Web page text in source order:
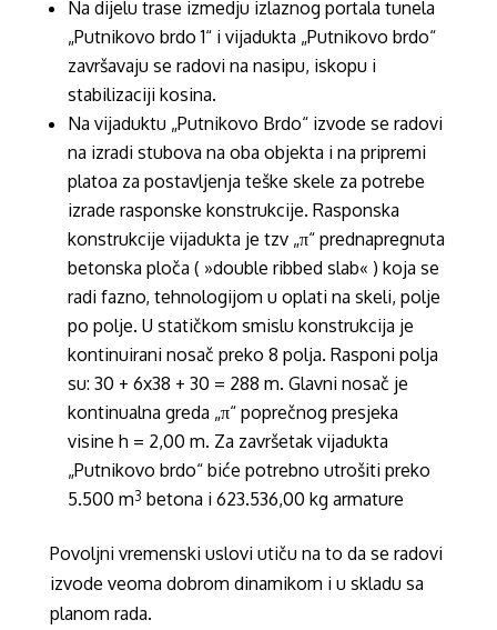
Na dijelu trase izmedju izlaznog portala tunela
„Putnikovo brdo 1“ i vijadukta „Putnikovo brdo“
završavaju se radovi na nasipu, iskopu i
stabilizaciji kosina.
Na vijaduktu „Putnikovo Brdo“ izvode se radovi
na izradi stubova na oba objekta i na pripremi
platoa za postavljenja teške skele za potrebe
izrade rasponske konstrukcije. Rasponska
konstrukcije vijadukta je tzv „π“ prednapregnuta
betonska ploča ( »double ribbed slab« ) koja se
radi fazno, tehnologijom u oplati na skeli, polje
po polje. U statičkom smislu konstrukcija je
kontinuirani nosač preko 8 polja. Rasponi polja
su: 30 + 6x38 + 30 = 288 m. Glavni nosač je
kontinualna greda „π“ poprečnog presjeka
visine h = 2,00 m. Za završetak vijadukta
„Putnikovo brdo“ biće potrebno utrošiti preko
5.500 m3 betona i 623.536,00 kg armature
Povoljni vremenski uslovi utiču na to da se radovi
izvode veoma dobrom dinamikom i u skladu sa
planom rada.